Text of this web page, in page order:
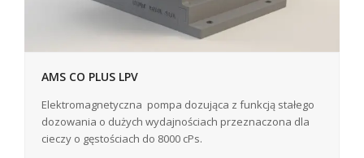
AMS CO PLUS LPV
Elektromagnetyczna pompa dozująca z funkcją stałego
dozowania o dużych wydajnościach przeznaczona dla
cieczy o gęstościach do 8000 cPs.